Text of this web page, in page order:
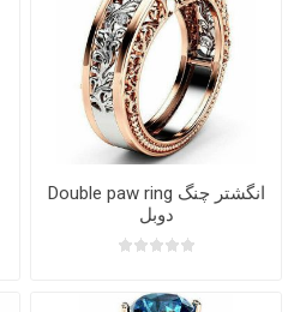
Double paw ring انگشتر چنگ
دوبل